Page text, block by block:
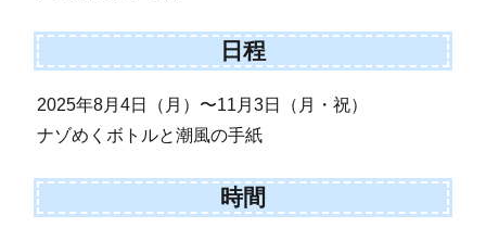
日程
2025年8月4日（月）〜11月3日（月・祝）
ナゾめくボトルと潮風の手紙
時間